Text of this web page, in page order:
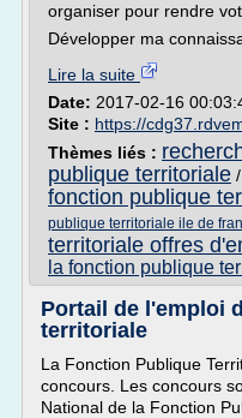
organiser pour rendre
Développer ma
Lire la suite
Date: 2017-02-16
Site : https://
Thèmes liés :
publique territoriale /
fonction publique
publique territoriale ile de
territoriale offres
la fonction publique
Portail de l'emploi
territoriale
La Fonction Publique
concours. Les concours
National de la Fonction